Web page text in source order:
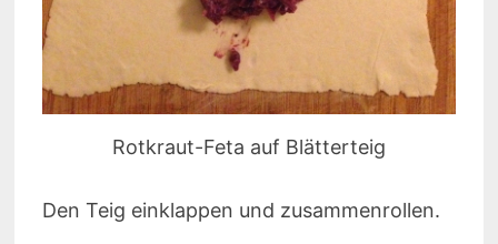
Rotkraut-Feta auf Blätterteig
Den Teig einklappen und zusammenrollen.